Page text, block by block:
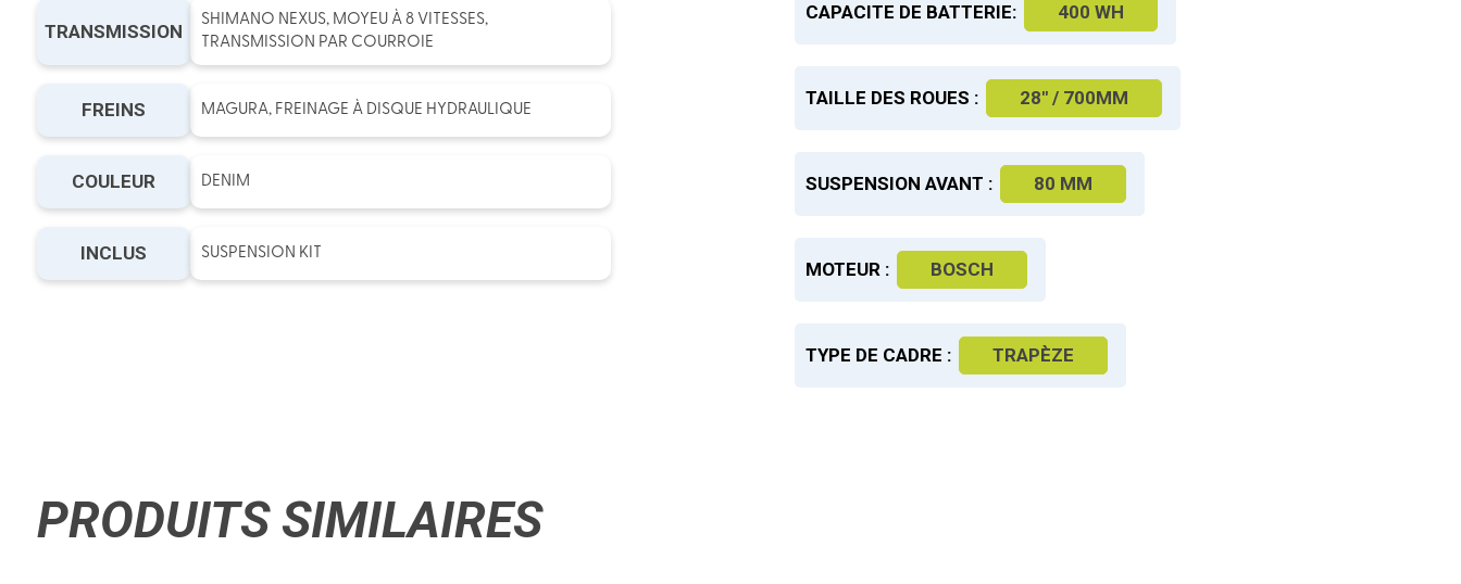
TRANSMISSION
SHIMANO NEXUS, MOYEU À 8 VITESSES,
TRANSMISSION PAR COURROIE
FREINS MAGURA, FREINAGE À DISQUE HYDRAULIQUE
COULEUR DENIM
INCLUS SUSPENSION KIT
CAPACITE DE BATTERIE: 400 WH
TAILLE DES ROUES : 28" / 700MM
SUSPENSION AVANT : 80 MM
MOTEUR : BOSCH
TYPE DE CADRE : TRAPÈZE
PRODUITS SIMILAIRES